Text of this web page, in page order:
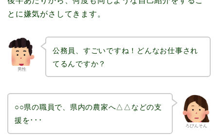
とに嫌気がさしてきます。
男性
公務員、すごいですね！どんなお仕事され
てるんですか？
ろびんそん
○○県の職員で、県内の農家へ△△などの支
援を･･･